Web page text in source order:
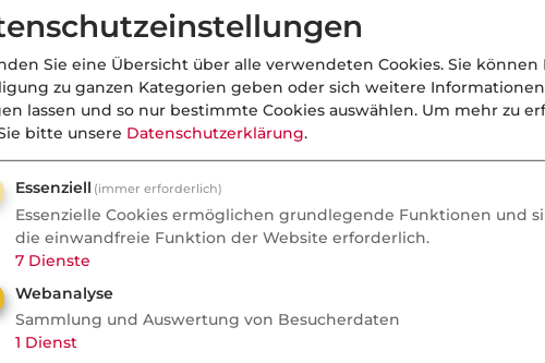
Anzeige
Sie eine Übersicht über alle verwendeten Cookies. Sie können
zu ganzen Kategorien geben oder sich weitere Informationen
lassen und so nur bestimmte Cookies auswählen. Um mehr zu
bitte unsere Datenschutzerklärung.
Essenziell (immer erforderlich)
Essenzielle Cookies ermöglichen grundlegende Funktionen und
die einwandfreie Funktion der Website erforderlich.
7 Dienste
Webanalyse
Sammlung und Auswertung von Besucherdaten
1 Dienst